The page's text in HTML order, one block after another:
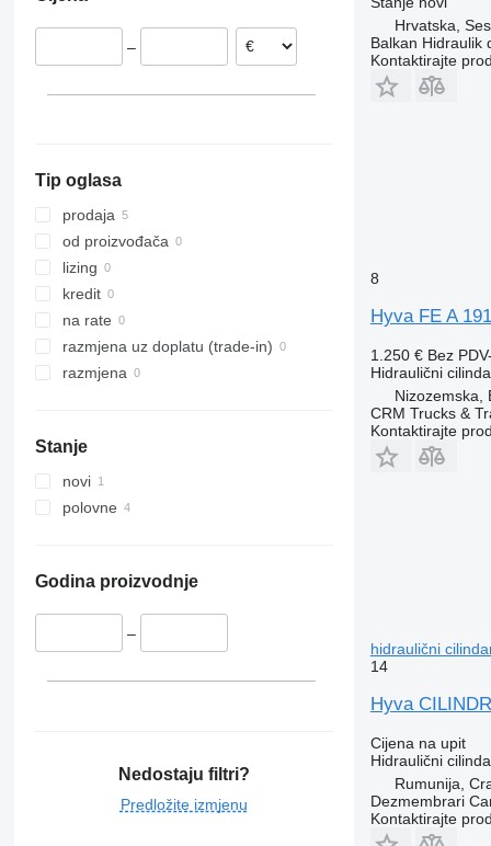
Litvanija
–
Tip oglasa
prodaja
od proizvođača
lizing
kredit
na rate
razmjena uz doplatu (trade-in)
razmjena
Stanje
novi
polovne
Godina proizvodnje
–
Nedostaju filtri?
Predložite izmjenu
Hrvatska,
Balkan Hidraulik
Kontaktirajte
8
Hyva FE A
1.250 € Bez
Hidraulični
Nizozemska,
CRM Trucks &
Kontaktirajte
hidraulični
14
Hyva
Cijena na upit
Hidraulični
Rumunija,
Dezmembrari
Kontaktirajte